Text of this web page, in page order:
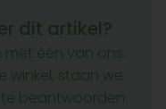
dit artikel?
één van ons.
winkel, staan we
beantwoorden.